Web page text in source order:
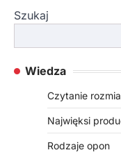
Szukaj
Wiedza
Czytanie
Najwięksi
Rodzaje opon